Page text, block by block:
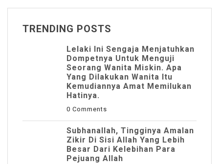
TRENDING POSTS
Lelaki Ini Sengaja Menjatuhkan
Dompetnya Untuk Menguji
Seorang Wanita Miskin. Apa
Yang Dilakukan Wanita Itu
Kemudiannya Amat Memilukan
Hatinya.
0 Comments
Subhanallah, Tingginya Amalan
Zikir Di Sisi Allah Yang Lebih
Besar Dari Kelebihan Para
Pejuang Allah